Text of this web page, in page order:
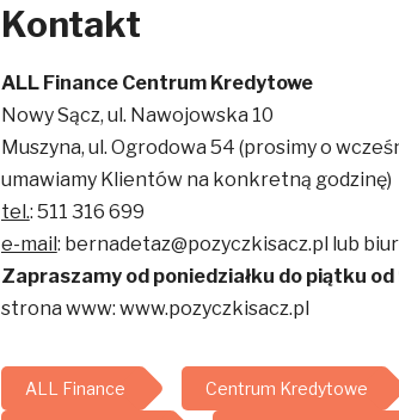
Kontakt
ALL Finance Centrum Kredytowe
Nowy Sącz, ul. Nawojowska 10
Muszyna, ul. Ogrodowa 54 (prosimy o
umawiamy Klientów na konkretną godzinę)
tel.: 511 316 699
e-mail: bernadetaz@pozyczkisacz.pl lub
Zapraszamy od poniedziałku do piątku
strona www: www.pozyczkisacz.pl
ALL Finance Centrum Kredytowe